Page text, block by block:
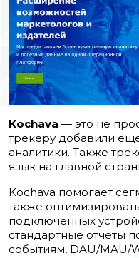
Kochava — это не
трекеру добавили
аналитики. Также
язык на главной
Kochava помогает
также
подключенных
стандартные отчеты
событиям, DAU/MAU/